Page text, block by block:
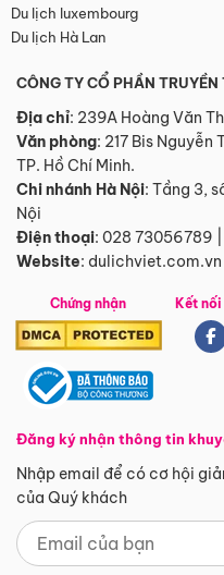
Du lịch luxembourg
Du lịch Hà Lan
CÔNG TY CỔ PHẦN
Địa chỉ: 239A Hoàng Văn
Văn phòng: 217 Bis Nguyễn
TP. Hồ Chí Minh.
Chi nhánh Hà Nội: Tầng 3,
Nội
Điện thoại: 028 73056789
Website: dulichviet.com.vn
Chứng nhận
Đăng ký nhận thông tin
Nhập email để có cơ hội
của Quý khách
Kết